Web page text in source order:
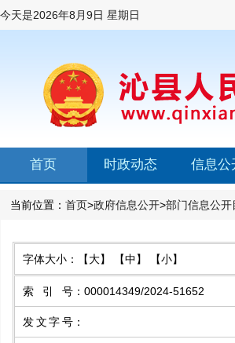
今天是2026年8月9日 星期日
首页 时政动态 信息公
当前位置： 首页>政府信息公开>部门信息公开
字体大小： 【大】 【中】 【小】
索引号 ： 000014349/2024-51652
发文字号 ：